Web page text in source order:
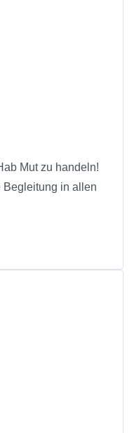
Mut zu handeln!
Begleitung in allen